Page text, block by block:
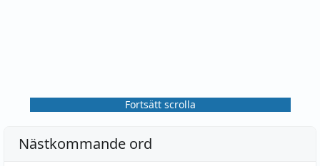
Fortsätt scrolla
Nästkommande ord